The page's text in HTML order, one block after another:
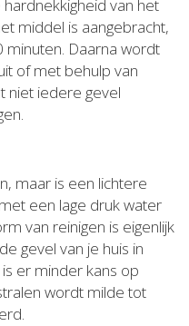
van het
middel is aangebracht,
minuten. Daarna wordt
of met behulp van
niet iedere gevel
maar is een lichtere
een lage druk water
van reinigen is eigenlijk
gevel van je huis in
er minder kans op
wordt milde tot